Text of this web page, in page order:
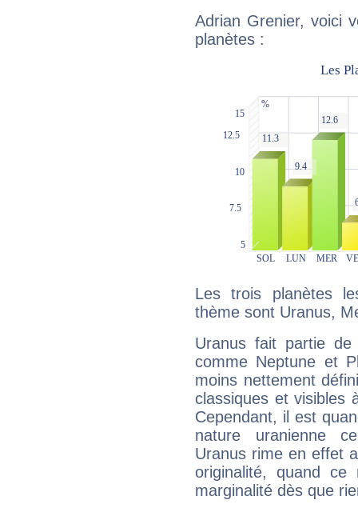
Adrian Grenier, voici
planètes :
Les trois planètes
thème sont Uranus,
Uranus fait partie
comme Neptune et
moins nettement
classiques et visibles
Cependant, il est
nature uranienne
Uranus rime en effet
originalité, quand ce
marginalité dès que